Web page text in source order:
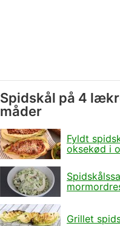
Spidskål på 4
måder
Fyldt
oksekød i
Grillet